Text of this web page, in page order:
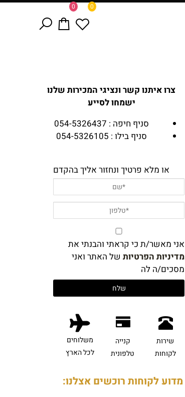
0 0
צרו איתנו קשר ונציגי המכירות שלנו
ישמחו לסייע
סניף חיפה : 054-5326437
סניף בילו : 054-5326105
או מלא פרטיך ונחזור אליך בהקדם
אני מאשר/ת כי קראתי והבנתי את
מדיניות הפרטיות של האתר ואני
מסכים/ה לה
שירות
לקוחות
קנייה
טלפונית
משלוחים
לכל הארץ
מדוע לקוחות רוכשים אצלנו: